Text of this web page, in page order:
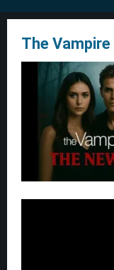
The